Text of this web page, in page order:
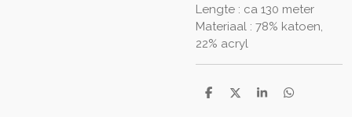
Lengte : ca 130 meter
Materiaal : 78% katoen,
22% acryl
D
D
S
D